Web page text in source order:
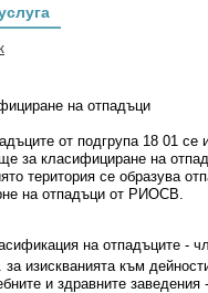
на отпадъци
от подгрупа 18 01 се
за класифициране на
територия се образува
на отпадъци от РИОСВ.
на отпадъците -
изискванията към
и здравните заведения